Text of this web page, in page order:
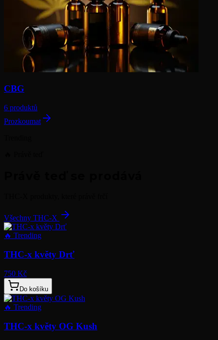
CBG
6 produktů
Prozkoumat
Všechny THC-X
🔥 Trending
THC-x květy Drť
750 Kč
Do košíku
🔥 Trending
THC-x květy OG Kush